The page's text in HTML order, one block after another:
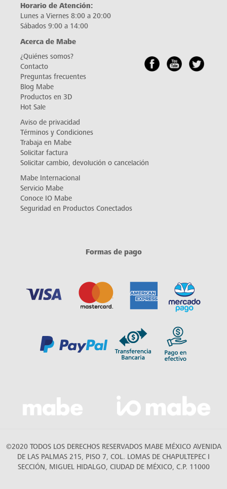
Horario de Atención:
Lunes a Viernes 8:00 a 20:00
Sábados 9:00 a 14:00
Acerca de Mabe
¿Quiénes somos?
Contacto
Preguntas frecuentes
Blog Mabe
Productos en 3D
Hot Sale
Aviso de privacidad
Términos y Condiciones
Trabaja en Mabe
Solicitar factura
Solicitar cambio, devolución o cancelación
Mabe Internacional
Servicio Mabe
Conoce IO Mabe
Seguridad en Productos Conectados
Formas de pago
©2020 TODOS LOS DERECHOS RESERVADOS MABE MÉXICO AVENIDA
DE LAS PALMAS 215, PISO 7, COL. LOMAS DE CHAPULTEPEC I
SECCIÓN, MIGUEL HIDALGO, CIUDAD DE MÉXICO, C.P. 11000